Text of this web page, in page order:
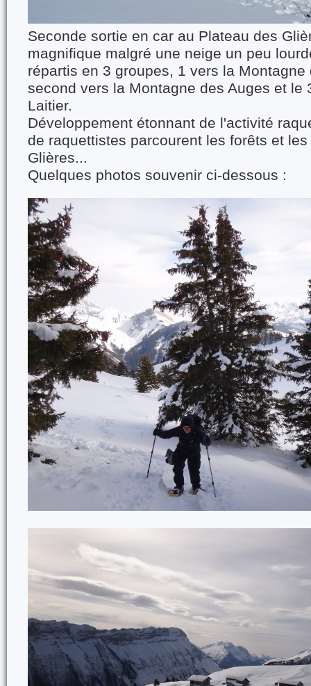
Seconde sortie en car au Plateau des
magnifique malgré une neige un peu
répartis en 3 groupes, 1 vers la Montagne
second vers la Montagne des Auges et le
Laitier.
Développement étonnant de l'activité
de raquettistes parcourent les forêts et
Glières...
Quelques photos souvenir ci-dessous :